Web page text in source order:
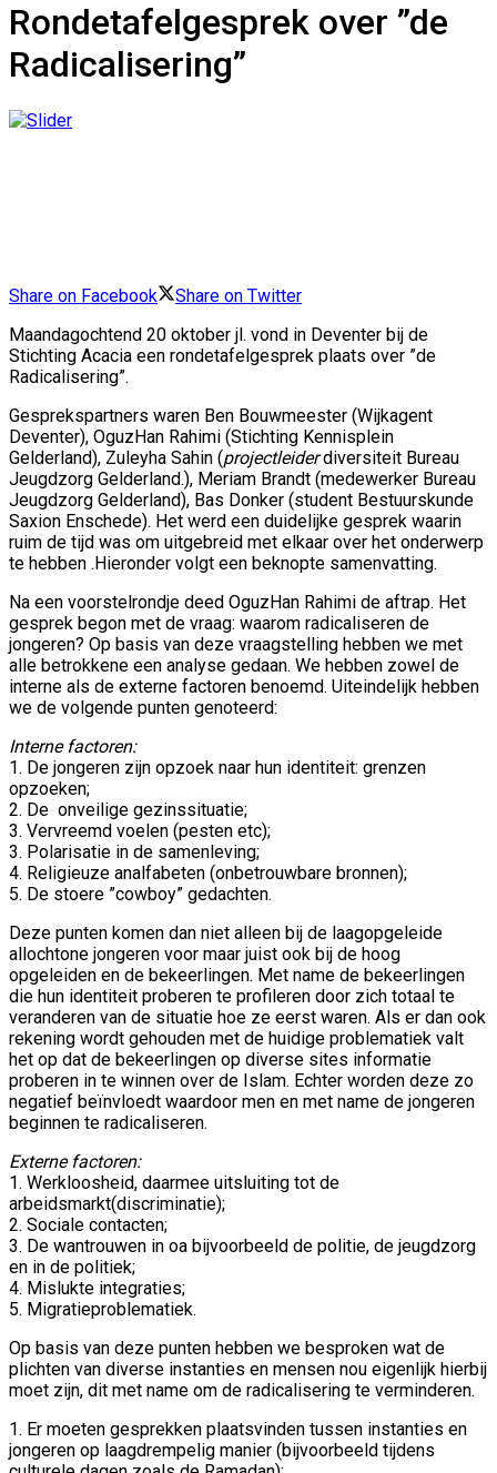
Rondetafelgesprek over ”de
Radicalisering”
Share on Facebook
Share on Twitter
Maandagochtend 20 oktober jl. vond in Deventer bij de
Stichting Acacia een rondetafelgesprek plaats over ”de
Radicalisering”.
Gesprekspartners waren Ben Bouwmeester (Wijkagent
Deventer), OguzHan Rahimi (Stichting Kennisplein
Gelderland), Zuleyha Sahin (projectleiderdiversiteit Bureau
Jeugdzorg Gelderland.), Meriam Brandt (medewerker Bureau
Jeugdzorg Gelderland), Bas Donker (student Bestuurskunde
Saxion Enschede). Het werd een duidelijke gesprek waarin
ruim de tijd was om uitgebreid met elkaar over het onderwerp
te hebben .Hieronder volgt een beknopte samenvatting.
Na een voorstelrondje deed OguzHan Rahimi de aftrap. Het
gesprek begon met de vraag: waarom radicaliseren de
jongeren? Op basis van deze vraagstelling hebben we met
alle betrokkene een analyse gedaan. We hebben zowel de
interne als de externe factoren benoemd. Uiteindelijk hebben
we de volgende punten genoteerd:
Interne factoren:
1. De jongeren zijn opzoek naar hun identiteit: grenzen
opzoeken;
2. De onveilige gezinssituatie;
3. Vervreemd voelen (pesten etc);
3. Polarisatie in de samenleving;
4. Religieuze analfabeten (onbetrouwbare bronnen);
5. De stoere ”cowboy” gedachten.
Deze punten komen dan niet alleen bij de laagopgeleide
allochtone jongeren voor maar juist ook bij de hoog
opgeleiden en de bekeerlingen. Met name de bekeerlingen
die hun identiteit proberen te profileren door zich totaal te
veranderen van de situatie hoe ze eerst waren. Als er dan ook
rekening wordt gehouden met de huidige problematiek valt
het op dat de bekeerlingen op diverse sites informatie
proberen in te winnen over de Islam. Echter worden deze zo
negatief beïnvloedt waardoor men en met name de jongeren
beginnen te radicaliseren.
Externe factoren:
1. Werkloosheid, daarmee uitsluiting tot de
arbeidsmarkt(discriminatie);
2. Sociale contacten;
3. De wantrouwen in oa bijvoorbeeld de politie, de jeugdzorg
en in de politiek;
4. Mislukte integraties;
5. Migratieproblematiek.
Op basis van deze punten hebben we besproken wat de
plichten van diverse instanties en mensen nou eigenlijk hierbij
moet zijn, dit met name om de radicalisering te verminderen.
1. Er moeten gesprekken plaatsvinden tussen instanties en
jongeren op laagdrempelig manier (bijvoorbeeld tijdens